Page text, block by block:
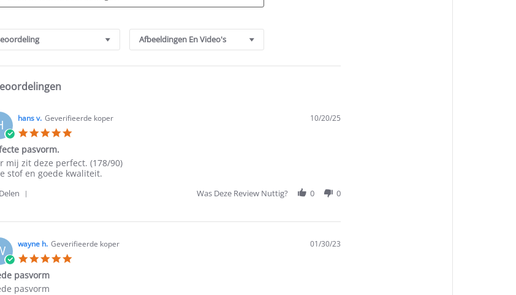
Afbeeldingen En Video's
hans v. Geverifieerde koper 10/20/25
pasvorm.
mij zit deze perfect. (178/90)
stof en goede kwaliteit.
Delen
by
v.
on
20
Oct
2025
Was Deze Review Nuttig? 0 0
wayne h. Geverifieerde koper 01/30/23
pasvorm
pasvorm